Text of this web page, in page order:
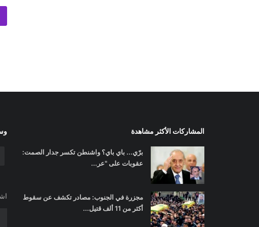
المشاركات الأكثر مشاهدة
برّي... باي باي؟ واشنطن تكسر جدار الصمت:
عقوبات على "عر...
مجزرة في الجنوب: مصادر تكشف عن سقوط
أكثر من 11 ألف قتيل...